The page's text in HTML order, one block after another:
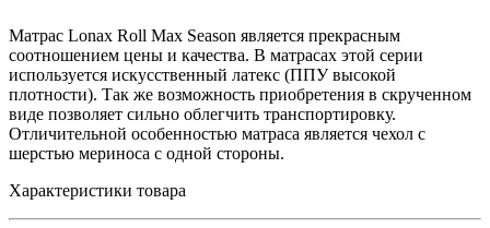
Матрас Lonax Roll Max Season является прекрасным
соотношением цены и качества. В матрасах этой серии
используется искусственный латекс (ППУ высокой
плотности). Так же возможность приобретения в скрученном
виде позволяет сильно облегчить транспортировку.
Отличительной особенностью матраса является чехол с
шерстью мериноса с одной стороны.
Характеристики товара